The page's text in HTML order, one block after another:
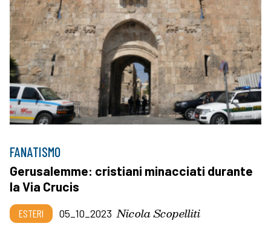
FANATISMO
Gerusalemme: cristiani minacciati durante
la Via Crucis
ESTERI 05_10_2023 Nicola Scopelliti